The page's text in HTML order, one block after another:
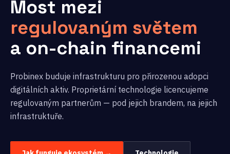
Most mezi
regulovaným světem
a on-chain financemi
Probinex buduje infrastrukturu pro přirozenou adopci
digitálních aktiv. Proprietární technologie licencujeme
regulovaným partnerům — pod jejich brandem, na jejich
infrastruktuře.